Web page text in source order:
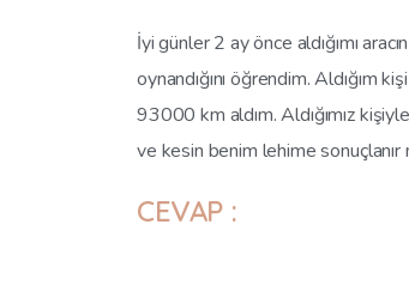
İyi günler 2 ay önce aldığımı
oynandığını öğrendim. Aldığım
93000 km aldım. Aldığımız
ve kesin benim lehime sonuçlanır
CEVAP :